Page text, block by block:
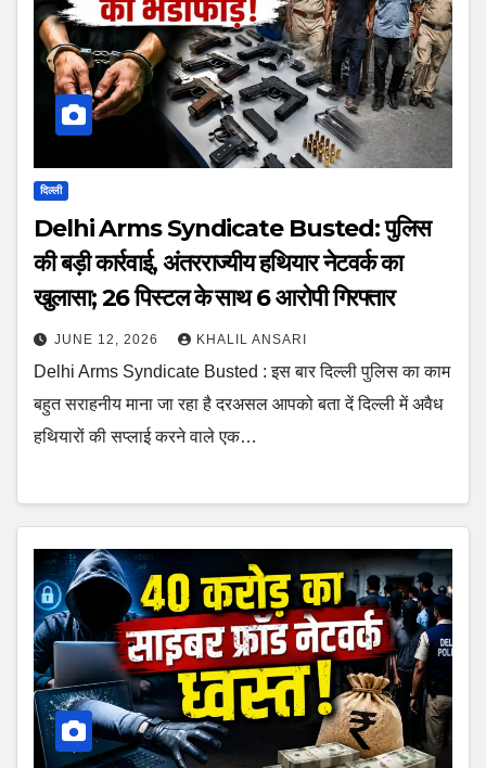
दिल्ली
Delhi Arms Syndicate Busted: पुलिस
की बड़ी कार्रवाई, अंतरराज्यीय हथियार नेटवर्क का
खुलासा; 26 पिस्टल के साथ 6 आरोपी गिरफ्तार
JUNE 12, 2026 KHALIL ANSARI
Delhi Arms Syndicate Busted : इस बार दिल्ली पुलिस का काम
बहुत सराहनीय माना जा रहा है दरअसल आपको बता दें दिल्ली में अवैध
हथियारों की सप्लाई करने वाले एक…